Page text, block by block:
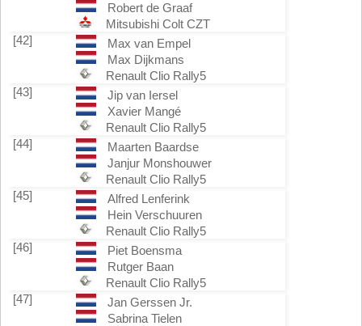
Robert de Graaf
Mitsubishi Colt CZT
[42]
Max van Empel
Max Dijkmans
Renault Clio Rally5
[43]
Jip van Iersel
Xavier Mangé
Renault Clio Rally5
[44]
Maarten Baardse
Janjur Monshouwer
Renault Clio Rally5
[45]
Alfred Lenferink
Hein Verschuuren
Renault Clio Rally5
[46]
Piet Boensma
Rutger Baan
Renault Clio Rally5
[47]
Jan Gerssen Jr.
Sabrina Tielen